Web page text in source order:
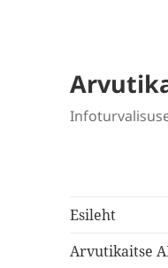
Esileht
Arvutikaitse